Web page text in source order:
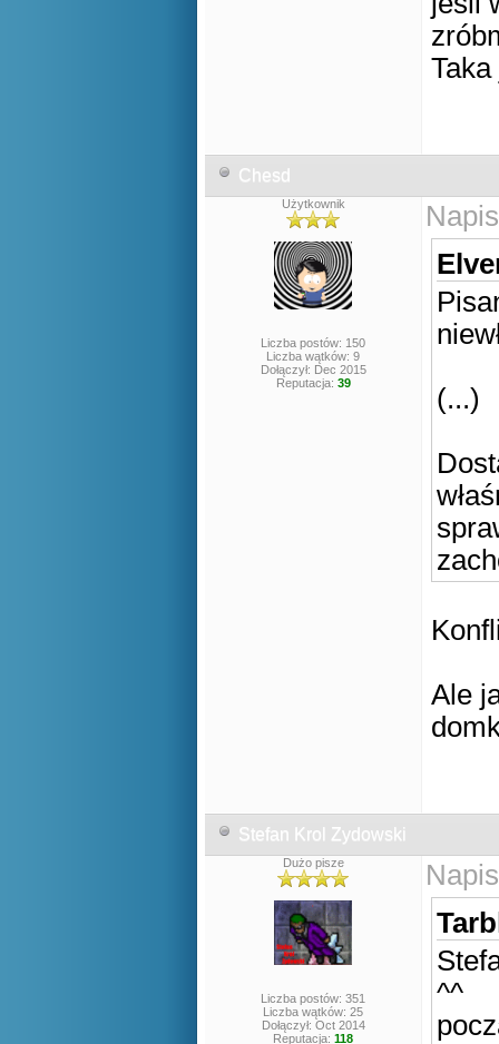
Chesd
Użytkownik
Liczba postów: 150
Liczba wątków: 9
Dołączył: Dec 2015
Reputacja: 39 (...)
Ale
Stefan Krol Zydowski
Dużo pisze
Liczba postów: 351
Liczba wątków: 25
Dołączył: Oct 2014
Reputacja: 118
^^